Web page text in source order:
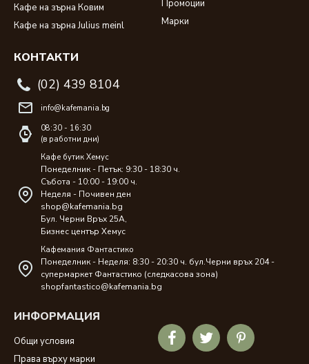
Кафе на зърна Ковим
Кафе на зърна Julius meinl
Промоции
Марки
КОНТАКТИ
(02) 439 8104
info@kafemania.bg
08:30 - 16:30
(в работни дни)
Кафе бутик Хемус
Понеделник - Петък: 9:30 - 18:30 ч.
Събота - 10:00 - 19:00 ч.
Неделя - Почивен ден
shop@kafemania.bg
Бул. Черни Връх 25A,
Бизнес център Хемус
Кафемания Фантастико
Понеделник - Неделя: 8:30 - 20:30 ч. бул.Черни връх 204 -
супермаркет Фантастико (следкасова зона)
shopfantastico@kafemania.bg
ИНФОРМАЦИЯ
Общи условия
Права върху марки